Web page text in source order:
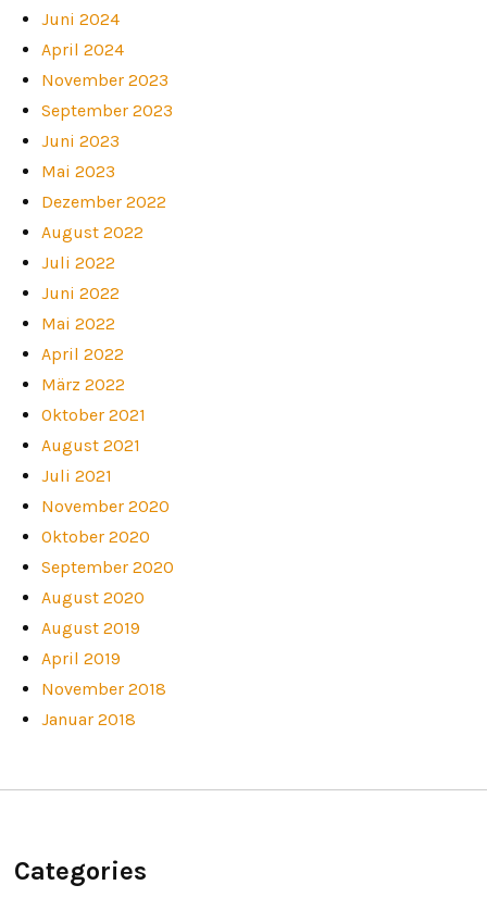
Juni 2024
April 2024
November 2023
September 2023
Juni 2023
Mai 2023
Dezember 2022
August 2022
Juli 2022
Juni 2022
Mai 2022
April 2022
März 2022
Oktober 2021
August 2021
Juli 2021
November 2020
Oktober 2020
September 2020
August 2020
August 2019
April 2019
November 2018
Januar 2018
Categories